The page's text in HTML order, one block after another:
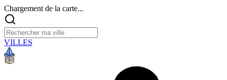
Chargement de la carte...
VILLES